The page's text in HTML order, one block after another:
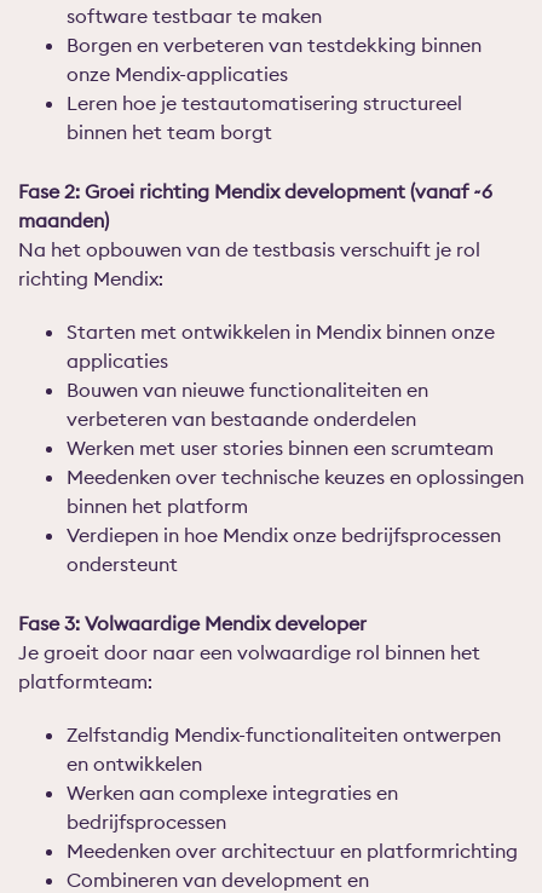
software testbaar te maken
Borgen en verbeteren van testdekking binnen
onze Mendix-applicaties
Leren hoe je testautomatisering structureel
binnen het team borgt
Fase 2: Groei richting Mendix development (vanaf ~6
maanden)
Na het opbouwen van de testbasis verschuift je rol
richting Mendix:
Starten met ontwikkelen in Mendix binnen onze
applicaties
Bouwen van nieuwe functionaliteiten en
verbeteren van bestaande onderdelen
Werken met user stories binnen een scrumteam
Meedenken over technische keuzes en oplossingen
binnen het platform
Verdiepen in hoe Mendix onze bedrijfsprocessen
ondersteunt
Fase 3: Volwaardige Mendix developer
Je groeit door naar een volwaardige rol binnen het
platformteam:
Zelfstandig Mendix-functionaliteiten ontwerpen
en ontwikkelen
Werken aan complexe integraties en
bedrijfsprocessen
Meedenken over architectuur en platformrichting
Combineren van development en